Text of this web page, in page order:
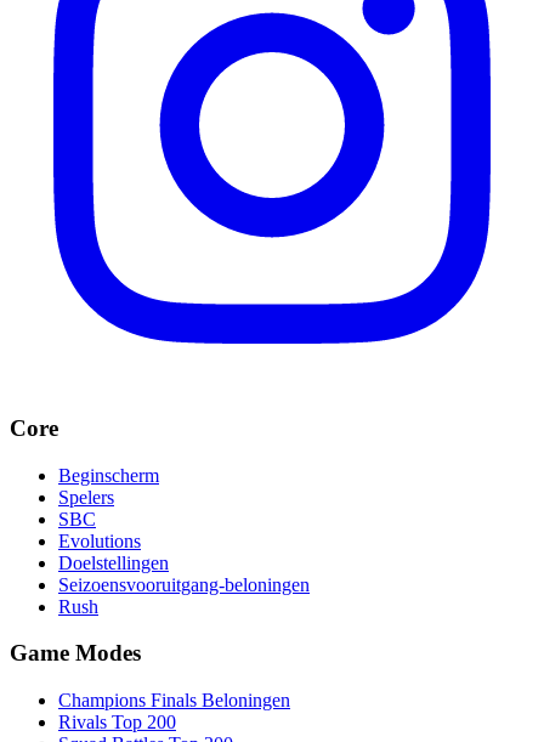
Core
Beginscherm
Spelers
SBC
Evolutions
Doelstellingen
Seizoensvooruitgang-beloningen
Rush
Game Modes
Champions Finals Beloningen
Rivals Top 200